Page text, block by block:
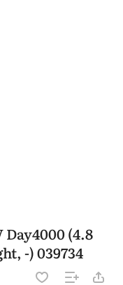
Day4000 (4.8
-) 039734